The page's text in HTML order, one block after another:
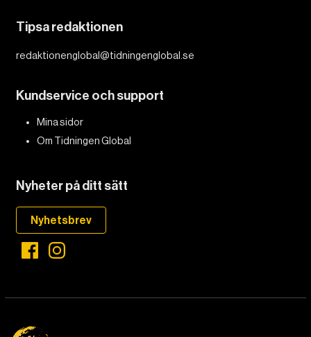
Tipsa redaktionen
redaktionenglobal@tidningenglobal.se
Kundservice och support
Mina sidor
Om Tidningen Global
Nyheter på ditt sätt
Nyhetsbrev